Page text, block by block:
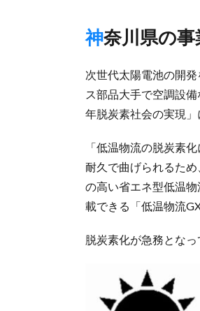
神奈川県の
次世代太陽電池の開
ス部品大手で空調設
年脱炭素社会の実現
「低温物流の脱炭素
耐久で曲げられるた
の高い省エネ型低温
載できる「低温物流
脱炭素化が急務とな